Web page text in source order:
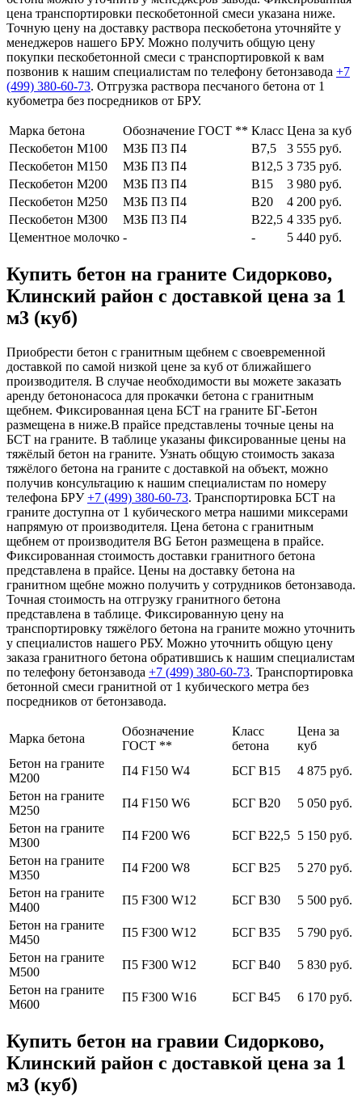
цена транспортировки пескобетонной смеси указана ниже.
Точную цену на доставку раствора пескобетона уточняйте у
менеджеров нашего БРУ. Можно получить общую цену
покупки пескобетонной смеси с транспортировкой к вам
позвонив к нашим специалистам по телефону бетонзавода +7
(499) 380-60-73. Отгрузка раствора песчаного бетона от 1
кубометра без посредников от БРУ.
Марка бетона Обозначение ГОСТ ** Класс Цена за куб
Пескобетон М100
МЗБ П3 П4 В7,5
3 555 руб.
Пескобетон М150
МЗБ П3 П4 В12,5 3 735 руб.
Пескобетон М200
МЗБ П3 П4 В15
3 980 руб.
Пескобетон М250
МЗБ П3 П4 В20
4 200 руб.
Пескобетон М300
МЗБ П3 П4 В22,5 4 335 руб.
Цементное молочко - - 5 440 руб.
Купить бетон на граните Сидорково,
Клинский район с доставкой цена за 1
м3 (куб)
Приобрести бетон с гранитным щебнем с своевременной
доставкой по самой низкой цене за куб от ближайшего
производителя. В случае необходимости вы можете заказать
аренду бетононасоса для прокачки бетона с гранитным
щебнем. Фиксированная цена БСТ на граните БГ-Бетон
размещена в ниже.В прайсе представлены точные цены на
БСТ на граните. В таблице указаны фиксированные цены на
тяжёлый бетон на граните. Узнать общую стоимость заказа
тяжёлого бетона на граните с доставкой на объект, можно
получив консультацию к нашим специалистам по номеру
телефона БРУ+7 (499) 380-60-73. Транспортировка БСТ на
граните доступна от 1 кубического метра нашими миксерами
напрямую от производителя. Цена бетона с гранитным
щебнем от производителя BG Бетон размещена в прайсе.
Фиксированная стоимость доставки гранитного бетона
представлена в прайсе. Цены на доставку бетона на
гранитном щебне можно получить у сотрудников бетонзавода.
Точная стоимость на отгрузку гранитного бетона
представлена в таблице. Фиксированную цену на
транспортировку тяжёлого бетона на граните можно уточнить
у специалистов нашего РБУ. Можно уточнить общую цену
заказа гранитного бетона обратившись к нашим специалистам
по телефону бетонзавода +7 (499) 380-60-73. Транспортировка
бетонной смеси гранитной от 1 кубического метра без
посредников от бетонзавода.
Марка бетона
Обозначение
ГОСТ **
Класс
бетона
Цена за
куб
Бетон на граните
М200
П4 F150 W4 БСГ В15
4 875 руб.
Бетон на граните
М250
П4 F150 W6 БСГ В20
5 050 руб.
Бетон на граните
М300
П4 F200 W6 БСГ В22,5 5 150 руб.
Бетон на граните
М350
П4 F200 W8 БСГ В25
5 270 руб.
Бетон на граните
М400
П5 F300 W12 БСГ В30
5 500 руб.
Бетон на граните
М450
П5 F300 W12 БСГ В35
5 790 руб.
Бетон на граните
М500
П5 F300 W12 БСГ В40
5 830 руб.
Бетон на граните
М600
П5 F300 W16 БСГ В45 6 170 руб.
Купить бетон на гравии Сидорково,
Клинский район с доставкой цена за 1
м3 (куб)